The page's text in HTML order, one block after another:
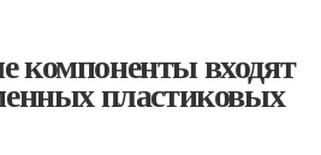
компоненты входят
пластиковых